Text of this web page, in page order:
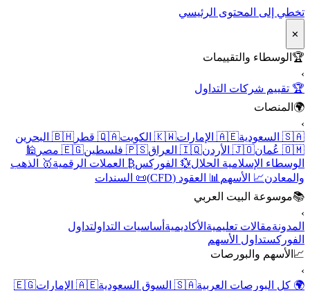
تخطي إلى المحتوى الرئيسي
✕
🏆 الوسطاء والتقييمات
›
🏆 تقييم شركات التداول
🌍 المنصات
›
🇸🇦 السعودية
🇦🇪 الإمارات 🇰🇼 الكويت 🇶🇦 قطر
🇧🇭 البحرين
🇴🇲 عُمان
🇯🇴 الأردن 🇮🇶 العراق 🇵🇸 فلسطين 🇪🇬 مصر
🕌
الوسطاء الإسلامية الحلال💱 الفوركس₿ العملات الرقمية🥇 الذهب
والمعادن📈 الأسهم 📊 العقود (CFD)
📜 السندات
📚موسوعة البيت العربي
›
المدونةمقالات تعليمية الأكاديمية أساسيات التداولتداول
الفوركستداول الأسهم
📈 الأسهم والبورصات
›
🌍 كل البورصات العربية🇸🇦 السوق السعودية 🇦🇪 الإمارات
🇪🇬